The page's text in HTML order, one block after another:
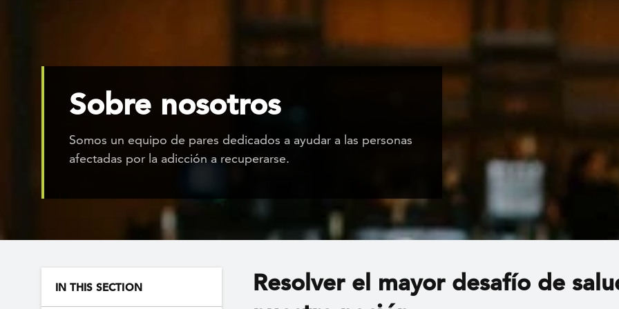
Sobre nosotros
Somos un equipo de pares dedicados a ayudar a las personas
afectadas por la adicción a recuperarse.
IN THIS SECTION
Resolver el mayor desafío de